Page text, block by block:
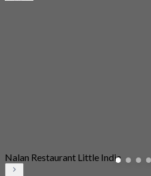
Nalan Restaurant Little India